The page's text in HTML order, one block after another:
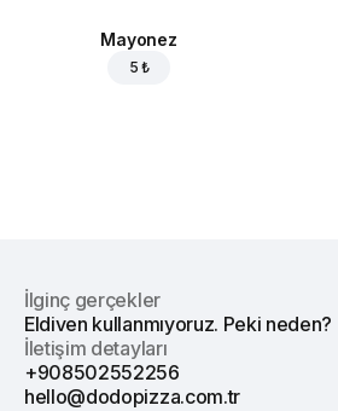
Mayonez
5 ₺
İlginç gerçekler
Eldiven kullanmıyoruz. Peki neden?
İletişim detayları
+908502552256
hello@dodopizza.com.tr